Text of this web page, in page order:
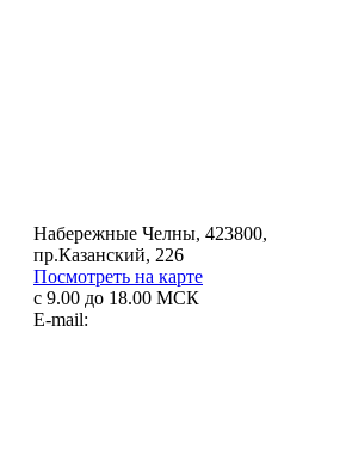
Набережные Челны, 423800,
пр.Казанский, 226
Посмотреть на карте
с 9.00 до 18.00 МСК
E-mail: